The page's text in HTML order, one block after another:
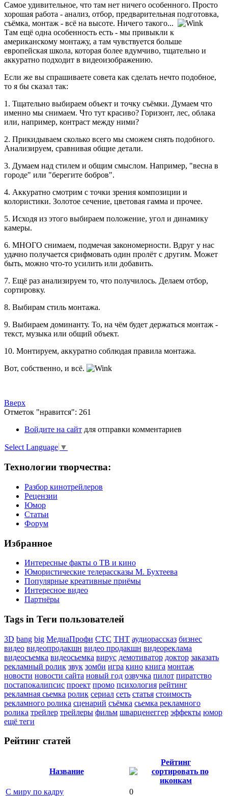
Самое удивительное, что там нет ничего особенного. Просто
хорошая работа - анализ, отбор, предварительная подготовка,
съёмка, монтаж - всё на высоте. Ничего такого...
Там ещё одна особенность есть - мы привыкли к
американскому монтажу, а там чувствуется больше
европейская школа, которая более вдумчиво, тщательно и
аккуратно подходит в видеоизображению.
Если же вы спрашиваете совета как сделать нечто подобное,
то я бы сказал так:
1. Тщательно выбираем объект и точку съёмки. Думаем что
именно мы снимаем. Что тут красиво? Горизонт, лес, облака
или, например, контраст между ними?
2. Прикидываем сколько всего мы сможем снять подобного.
Анализируем, сравнивая общие детали.
3. Думаем над стилем и общим смыслом. Например, "весна в
городе" или "берегите бобров".
4. Аккуратно смотрим с точки зрения композиции и
колористики. Золотое сечение, цветовая гамма и прочее.
5. Исходя из этого выбираем положение, угол и динамику
камеры.
6. МНОГО снимаем, подмечая закономерности. Вдруг у нас
удачно получается срифмовать один пролёт с другим. Может
быть, можно что-то усилить или добавить.
7. Ещё раз анализируем то, что получилось. Делаем отбор,
сортировку.
8. Выбирам стиль монтажа.
9. Выбираем доминанту. То, на чём будет держаться монтаж -
текст, музыка или общий объект.
10. Монтируем, аккуратно соблюдая правила монтажа.
Вот, собственно, и всё.
Вверх
Отметок "нравится": 261
Войдите на сайт для отправки комментариев
Select Language ▼
Технологии творчества:
Разбор кинотрейлеров
Рецензии
Юмор
Статьи
Форум
Избранное
Интересные факты о ТВ и кино
Юмористические телерассказы М. Бухтеева
Популярные креативные приёмы
Интересное видео
Партнёры
Tags in Теги пользователей
3D bang big МедиаПрофи СТС ТНТ аудиорассказ бизнес
видео видеопродакшн видео продакшн видеореклама
видеосъемка видеосьемка вирус демотиватор доктор заказать
рекламный ролик звук зомби игра кино книга монтаж
новости новости сайта новый год озвучка пилот пиратство
постапокалипсис проект промо психология рейтинг
рекламная сьемка ролик сериал сеть статья стоимость
рекламного ролика сценарий съёмка сьемка рекламного
ролика трейлер трейлеры фильм шварценеггер эффекты юмор
ещё теги
Рейтинг статей
Название
Рейтинг
С миру по кадру
0